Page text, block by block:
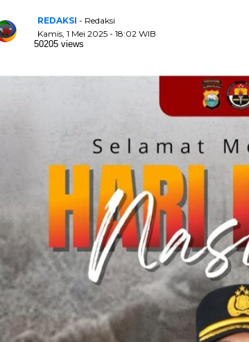
REDAKSI - Redaksi
Kamis, 1 Mei 2025 - 18:02 WIB
50205 views